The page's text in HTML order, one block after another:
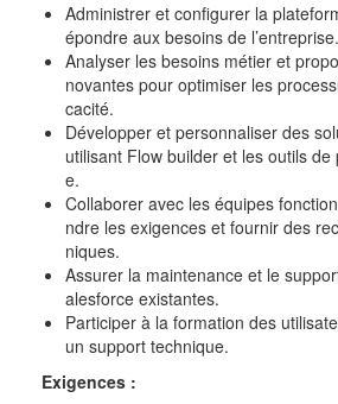
Administrer et configurer la
épondre aux besoins de l’entreprise.
Analyser les besoins métier et
novantes pour optimiser les
cacité.
Développer et personnaliser des
utilisant Flow builder et les outils
e.
Collaborer avec les équipes
ndre les exigences et fournir des
niques.
Assurer la maintenance et le
alesforce existantes.
Participer à la formation des
un support technique.
Exigences :